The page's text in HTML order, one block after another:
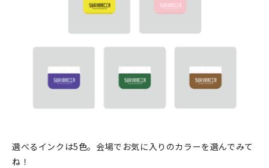
お買い物ガイド
選べるインクは5色。会場でお気に入りのカラーを選んでみて
ね！